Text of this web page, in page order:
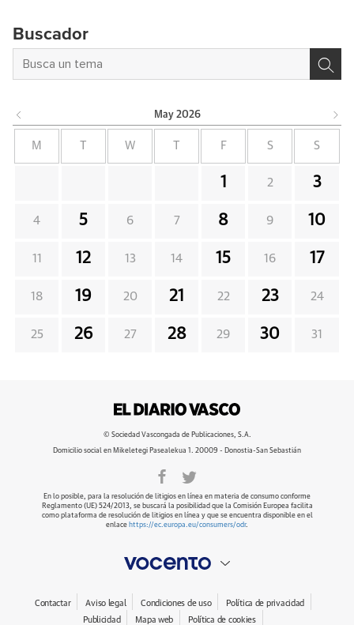
Buscador
May 2026
M W F S S
1 2 3
4 5 6 7 8 9 10
11 12 13 14 15 16 17
18 19 20 21 22 23 24
25 26 27 28 29 30 31
© Sociedad Vascongada de Publicaciones, S.A.
Domicilio social en Mikeletegi Pasealekua 1. 20009 - Donostia-San Sebastián
En lo posible, para la resolución de litigios en línea en materia de consumo conforme
Reglamento (UE) 524/2013, se buscará la posibilidad que la Comisión Europea facilita
como plataforma de resolución de litigios en línea y que se encuentra disponible en el
enlace https://ec.europa.eu/consumers/odr.
Contactar Aviso legal Condiciones de uso
Política de privacidad
Publicidad
Mapa web Política de cookies